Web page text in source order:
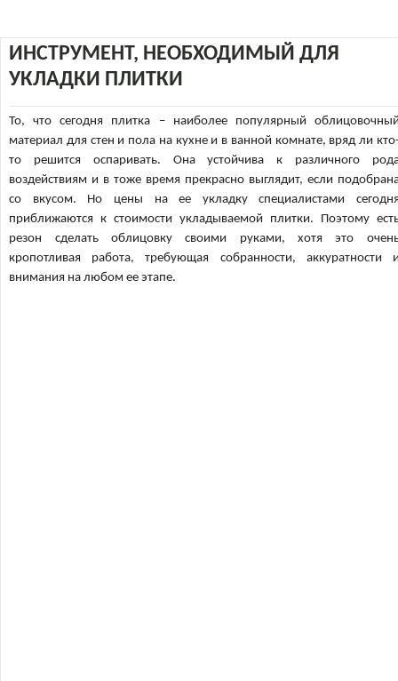
ИНСТРУМЕНТ, НЕОБХОДИМЫЙ ДЛЯ
УКЛАДКИ ПЛИТКИ
То, что сегодня плитка – наиболее популярный
материал для стен и пола на кухне и в ванной комнате, вряд ли
то решится оспаривать. Она устойчива к различного
воздействиям и в тоже время прекрасно выглядит, если
со вкусом. Но цены на ее укладку специалистами
приближаются к стоимости укладываемой плитки. Поэтому
резон сделать облицовку своими руками, хотя это
кропотливая работа, требующая собранности, аккуратности
внимания на любом ее этапе.